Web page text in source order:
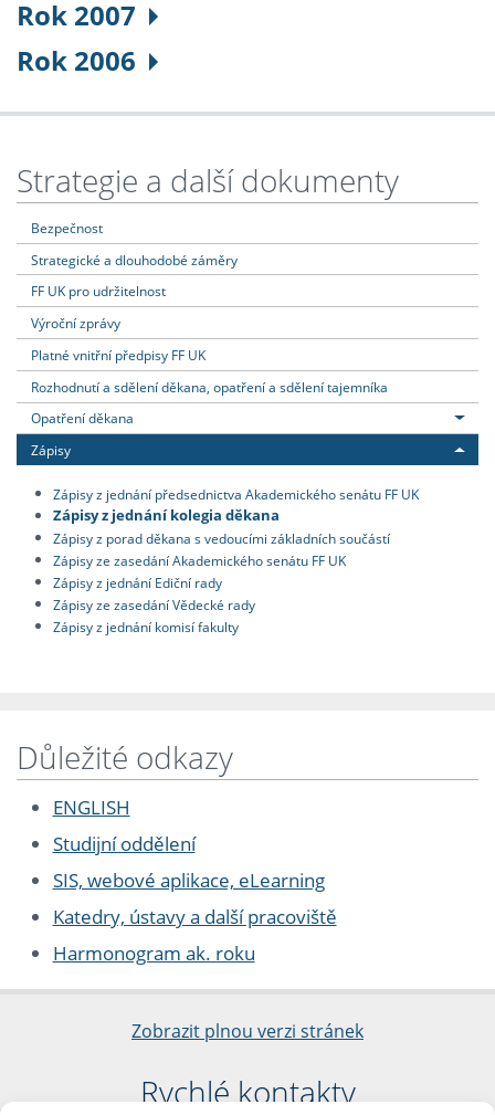
Rok 2007
Rok 2006
Strategie a další dokumenty
Bezpečnost
Strategické a dlouhodobé záměry
FF UK pro udržitelnost
Výroční zprávy
Platné vnitřní předpisy FF UK
Rozhodnutí a sdělení děkana, opatření a sdělení tajemníka
Opatření děkana
Zápisy
Zápisy z jednání předsednictva Akademického senátu FF UK
Zápisy z jednání kolegia děkana
Zápisy z porad děkana s vedoucími základních součástí
Zápisy ze zasedání Akademického senátu FF UK
Zápisy z jednání Ediční rady
Zápisy ze zasedání Vědecké rady
Zápisy z jednání komisí fakulty
Důležité odkazy
ENGLISH
Studijní oddělení
SIS, webové aplikace, eLearning
Katedry, ústavy a další pracoviště
Harmonogram ak. roku
Zobrazit plnou verzi stránek
Rychlé kontakty